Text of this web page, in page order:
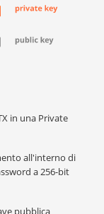
in una Private
all'interno di
a 256-bit
pubblica